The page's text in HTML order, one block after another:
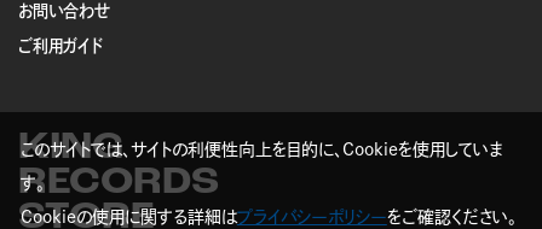
お問い合わせ
ご利用ガイド
KING
RECORDS
STORE
このサイトでは、サイトの利便性向上を目的に、Cookieを使用していま
す。
Cookieの使用に関する詳細はプライバシーポリシーをご確認ください。